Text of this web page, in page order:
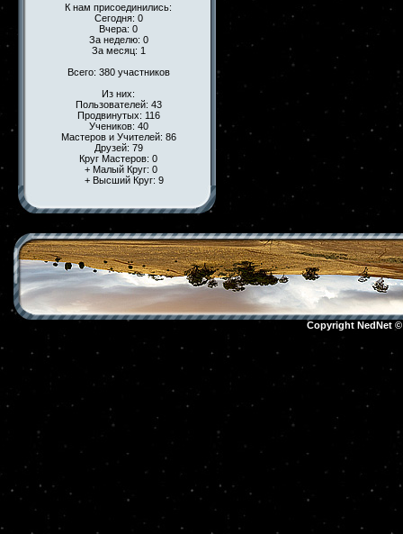
К нам присоединились:
Сегодня: 0
Вчера: 0
За неделю: 0
За месяц: 1
Всего: 380 участников
Из них:
Пользователей: 43
Продвинутых: 116
Учеников: 40
Мастеров и Учителей: 86
Друзей: 79
Круг Мастеров: 0
+ Малый Круг: 0
+ Высший Круг: 9
Copyright NedNet